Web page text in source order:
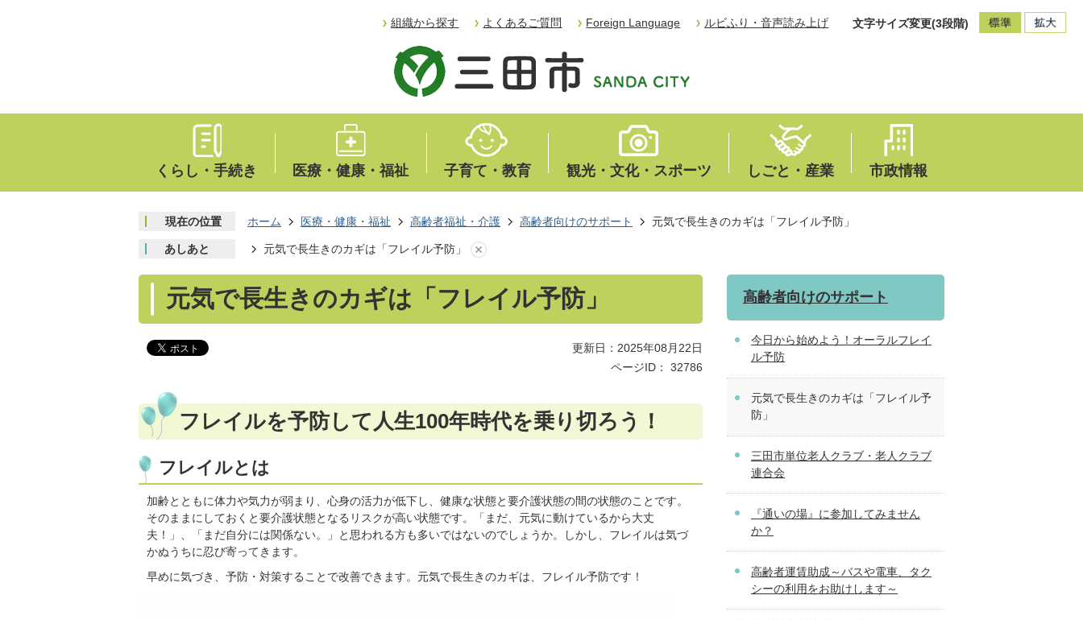
組織から探す よくあるご質問 Foreign Language ルビふり・音声読み上げ 文字サイズ変更(3段階)
くらし・手続き 医療・健康・福祉 子育て・教育 観光・文化・スポーツ しごと・産業 市政情報
現在の位置 ホーム 医療・健康・福祉 高齢者福祉・介護 高齢者向けのサポート 元気で長生きのカギは「フレイル予防」
あしあと 元気で長生きのカギは「フレイル予防」
元気で長生きのカギは「フレイル予防」
更新日：2025年08月22日
ページID：
32786
フレイルを予防して人生100年時代を乗り切ろう！
フレイルとは
加齢とともに体力や気力が弱まり、心身の活力が低下し、健康な状態と要介護状態の間の状態のことです。
そのままにしておくと要介護状態となるリスクが高い状態です。「まだ、元気に動けているから大丈
夫！」、「まだ自分には関係ない。」と思われる方も多いではないのでしょうか。しかし、フレイルは気づ
かぬうちに忍び寄ってきます。
早めに気づき、予防・対策することで改善できます。元気で長生きのカギは、フレイル予防です！
高齢者向けのサポート
今日から始めよう！オーラルフレイ
ル予防
元気で長生きのカギは「フレイル予
防」
三田市単位老人クラブ・老人クラブ
連合会
『通いの場』に参加してみません
か？
高齢者運賃助成～バスや電車、タク
シーの利用をお助けします～